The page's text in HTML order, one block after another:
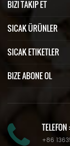
BIZI TAKIP ET
SICAK ÜRÜNLER
SICAK ETIKETLER
BIZE ABONE OL
TELEFON :
+86